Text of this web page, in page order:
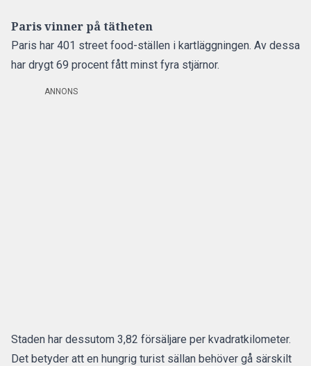
Paris vinner på tätheten
Paris har 401 street food-ställen i kartläggningen. Av dessa
har drygt 69 procent fått minst fyra stjärnor.
ANNONS
Staden har dessutom 3,82 försäljare per kvadratkilometer.
Det betyder att en hungrig turist sällan behöver gå särskilt